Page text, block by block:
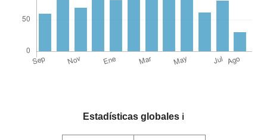
Estadísticas globales ℹ️